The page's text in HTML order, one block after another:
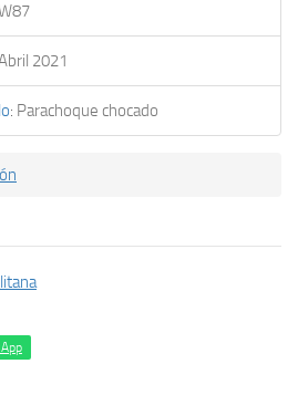
2021
: Parachoque chocado